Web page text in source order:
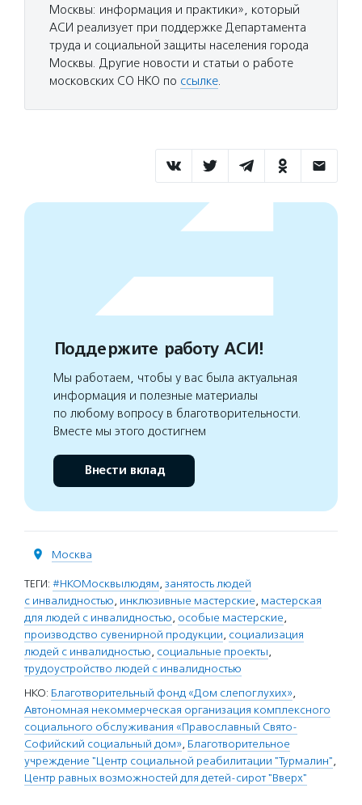
Москвы: информация и практики», который
АСИ реализует при поддержке Департамента
труда и социальной защиты населения города
Москвы. Другие новости и статьи о работе
московских СО НКО по ссылке.
Поддержите работу АСИ!
Мы работаем, чтобы у вас была актуальная
информация и полезные материалы
по любому вопросу в благотворительности.
Вместе мы этого достигнем
Внести вклад
Москва
ТЕГИ: #НКОМосквылюдям, занятость людей
с инвалидностью, инклюзивные мастерские, мастерская
для людей с инвалидностью, особые мастерские,
производство сувенирной продукции, социализация
людей с инвалидностью, социальные проекты,
трудоустройство людей с инвалидностью
НКО: Благотворительный фонд «Дом слепоглухих»,
Автономная некоммерческая организация комплексного
социального обслуживания «Православный Свято-
Софийский социальный дом», Благотворительное
учреждение "Центр социальной реабилитации "Турмалин",
Центр равных возможностей для детей-сирот "Вверх"